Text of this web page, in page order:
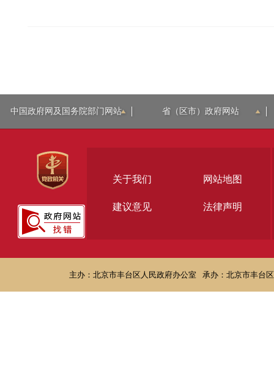
中国政府网及国务院部门网站 省（区市）政府网站
关于我们 网站地图
建议意见 法律声明
主办：北京市丰台区人民政府办公室 承办：北京市丰台